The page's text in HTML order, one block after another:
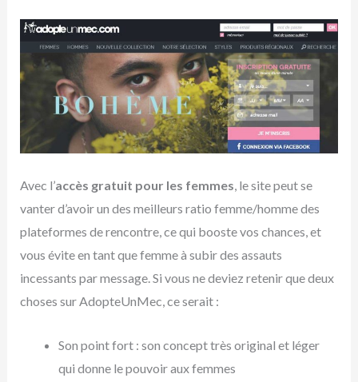
Avec l’accès gratuit pour les femmes, le site peut se
vanter d’avoir un des meilleurs ratio femme/homme des
plateformes de rencontre, ce qui booste vos chances, et
vous évite en tant que femme à subir des assauts
incessants par message. Si vous ne deviez retenir que deux
choses sur AdopteUnMec, ce serait :
Son point fort : son concept très original et léger
qui donne le pouvoir aux femmes